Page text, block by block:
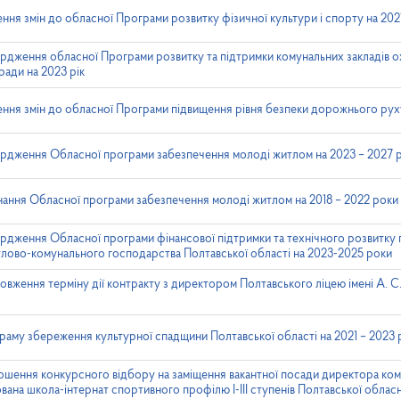
змін до обласної Програми розвитку фізичної культури і спорту на
обласної Програми розвитку та підтримки комунальних закладів
на 2023 рік
змін до обласної Програми підвищення рівня безпеки дорожнього
Обласної програми забезпечення молоді житлом на 2023 – 2027
Обласної програми забезпечення молоді житлом на 2018 – 2022 роки
Обласної програми фінансової підтримки та технічного розвитку
комунального господарства Полтавської області на 2023-2025 роки
терміну дії контракту з директором Полтавського ліцею імені А.
збереження культурної спадщини Полтавської області на 2021 – 2023
конкурсного відбору на заміщення вакантної посади директора
школа-інтернат спортивного профілю І-ІІІ ступенів Полтавської